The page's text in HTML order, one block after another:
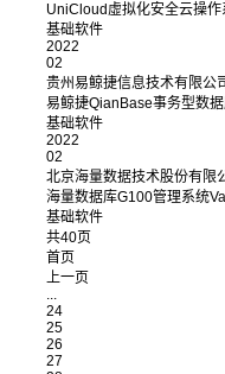
UniCloud虛拟化安全云操作
基础软件
2022
02
贵州易鲸捷信息技术有限公
易鲸捷QianBase事务型数
基础软件
2022
02
北京海量数据技术股份有限
海量数据库G100管理系统
基础软件
共40页
首页
上一页
...
24
25
26
27